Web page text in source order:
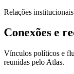
Relações institucionais
Conexões e
Vínculos políticos e
reunidas pelo Atlas.